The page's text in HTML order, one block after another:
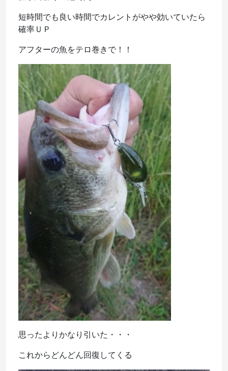
短時間でも良い時間でカレントがやや効いていたら
確率ＵＰ
アフターの魚をテロ巻きで！！
思ったよりかなり引いた・・・
これからどんどん回復してくる